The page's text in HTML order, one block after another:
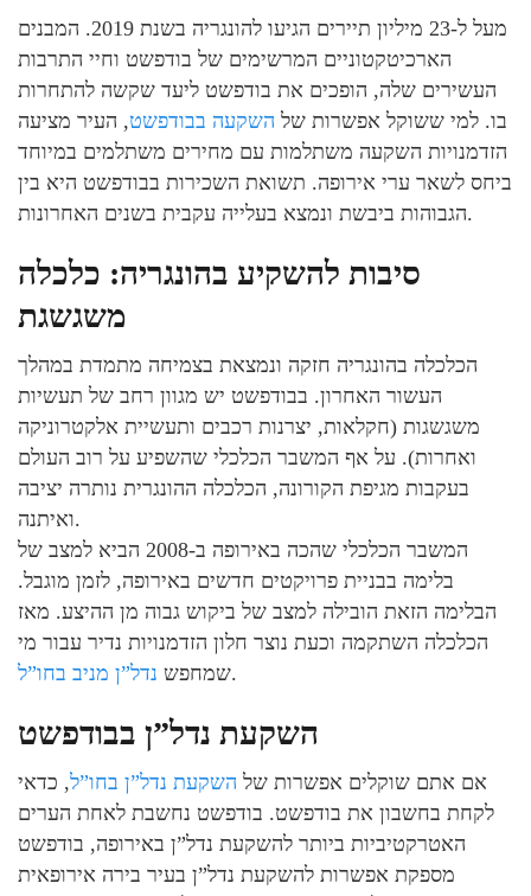
מעל ל-23 מיליון תיירים הגיעו להונגריה בשנת 2019. המבנים
הארכיטקטוניים המרשימים של בודפשט וחיי התרבות
העשירים שלה, הופכים את בודפשט ליעד שקשה להתחרות
בו. למי ששוקל אפשרות של השקעה בבודפשט, העיר מציעה
הזדמנויות השקעה משתלמות עם מחירים משתלמים במיוחד
ביחס לשאר ערי אירופה. תשואת השכירות בבודפשט היא בין
הגבוהות ביבשת ונמצא בעלייה עקבית בשנים האחרונות.
סיבות להשקיע בהונגריה: כלכלה
משגשגת
הכלכלה בהונגריה חזקה ונמצאת בצמיחה מתמדת במהלך
העשור האחרון. בבודפשט יש מגוון רחב של תעשיות
משגשגות (חקלאות, יצרנות רכבים ותעשיית אלקטרוניקה
ואחרות). על אף המשבר הכלכלי שהשפיע על רוב העולם
בעקבות מגיפת הקורונה, הכלכלה ההונגרית נותרה יציבה
ואיתנה.
המשבר הכלכלי שהכה באירופה ב-2008 הביא למצב של
בלימה בבניית פרויקטים חדשים באירופה, לזמן מוגבל.
הבלימה הזאת הובילה למצב של ביקוש גבוה מן ההיצע. מאז
הכלכלה השתקמה וכעת נוצר חלון הזדמנויות נדיר עבור מי
שמחפש נדל”ן מניב בחו”ל .
השקעת נדל”ן בבודפשט
אם אתם שוקלים אפשרות של השקעת נדל”ן בחו”ל, כדאי
לקחת בחשבון את בודפשט. בודפשט נחשבת לאחת הערים
האטרקטיביות ביותר להשקעת נדל”ן באירופה, בודפשט
מספקת אפשרות להשקעת נדל”ן בעיר בירה אירופאית